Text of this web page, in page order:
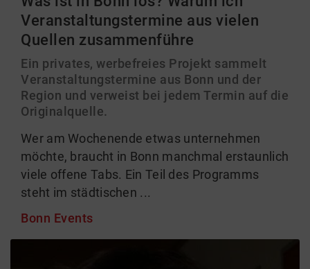
Veranstaltungstermine aus vielen
Quellen zusammenführe
Ein privates, werbefreies Projekt sammelt
Veranstaltungstermine aus Bonn und der
Region und verweist bei jedem Termin auf die
Originalquelle.
Wer am Wochenende etwas unternehmen
möchte, braucht in Bonn manchmal erstaunlich
viele offene Tabs. Ein Teil des Programms
steht im städtischen ...
Bonn Events